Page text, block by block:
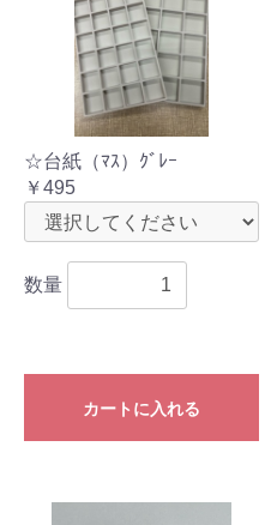
☆台紙（ﾏｽ）ｸﾞﾚｰ
￥495
数量
カートに入れる